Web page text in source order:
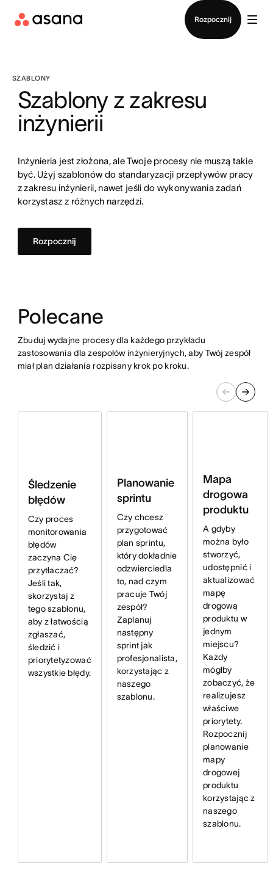
Rozpocznij
SZABLONY
Szablony z zakresu
inżynierii
Inżynieria jest złożona, ale Twoje procesy nie muszą takie
być. Użyj szablonów do standaryzacji przepływów pracy
z zakresu inżynierii, nawet jeśli do wykonywania zadań
korzystasz z różnych narzędzi.
Rozpocznij
Polecane
Zbuduj wydajne procesy dla każdego przykładu
zastosowania dla zespołów inżynieryjnych, aby Twój zespół
miał plan działania rozpisany krok po kroku.
Śledzenie
błędów
Czy proces
monitorowania
błędów
zaczyna Cię
przytłaczać?
Jeśli tak,
skorzystaj z
tego szablonu,
aby z łatwością
zgłaszać,
śledzić i
priorytetyzować
wszystkie błędy.
Planowanie
sprintu
Czy chcesz
przygotować
plan sprintu,
który dokładnie
odzwierciedla
to, nad czym
pracuje Twój
zespół?
Zaplanuj
następny
sprint jak
profesjonalista,
korzystając z
naszego
szablonu.
Mapa
drogowa
produktu
A gdyby
można było
stworzyć,
udostępnić i
aktualizować
mapę
drogową
produktu w
jednym
miejscu?
Każdy
mógłby
zobaczyć, że
realizujesz
właściwe
priorytety.
Rozpocznij
planowanie
mapy
drogowej
produktu
korzystając z
naszego
szablonu.